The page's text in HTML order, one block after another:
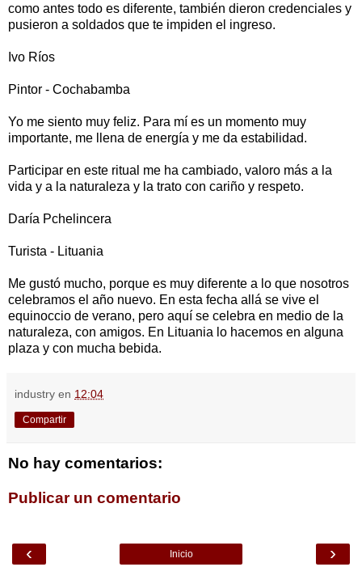
como antes todo es diferente, también dieron credenciales y
pusieron a soldados que te impiden el ingreso.
Ivo Ríos
Pintor - Cochabamba
Yo me siento muy feliz. Para mí es un momento muy
importante, me llena de energía y me da estabilidad.
Participar en este ritual me ha cambiado, valoro más a la
vida y a la naturaleza y la trato con cariño y respeto.
Daría Pchelincera
Turista - Lituania
Me gustó mucho, porque es muy diferente a lo que nosotros
celebramos el año nuevo. En esta fecha allá se vive el
equinoccio de verano, pero aquí se celebra en medio de la
naturaleza, con amigos. En Lituania lo hacemos en alguna
plaza y con mucha bebida.
industry en 12:04
Compartir
No hay comentarios:
Publicar un comentario
‹ ›
Inicio